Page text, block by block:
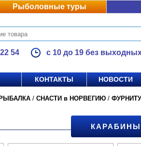
Рыболовные туры
54 с 10 до 19 без
КОНТАКТЫ НОВОСТИ
/ СНАСТИ в НОРВЕГИЮ /
КАРАБИНЫ